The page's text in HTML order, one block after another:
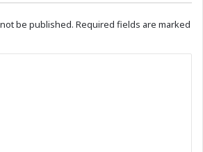
be published. Required fields are marked